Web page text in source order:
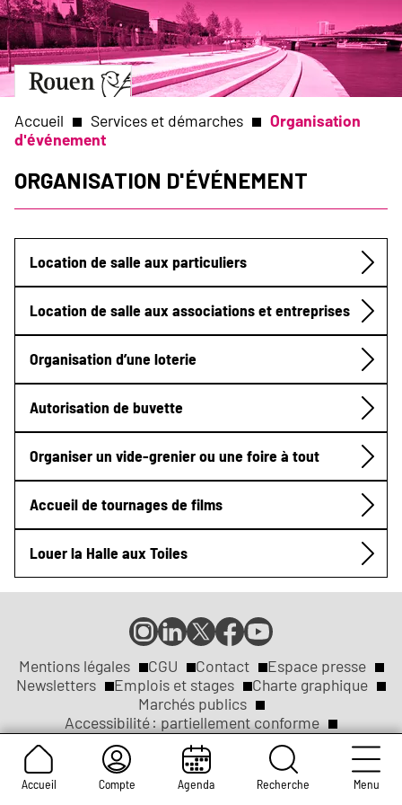
Aller
au
contenu
principal
Aller
à
page
Slide
1
of
1
Accueil Compte Agenda Recherche Menu
Fil
d'Ariane
Accueil Services et démarches
Organisation
d'événement
Organisation d'événement
Submenu
Location de salle aux particuliers
Location de salle aux associations et entreprises
Organisation d’une loterie
Autorisation de buvette
Organiser un vide-grenier ou une foire à tout
Accueil de tournages de films
Louer la Halle aux Toiles
Réseaux
sociaux
Compte
Instagram
de
la
ville
de
Rouen
Compte
LinkedIn
de
la
ville
de
Rouen
Compte
X
de
la
ville
de
Rouen
Page
Facebook
de
la
ville
de
Rouen
Page
YouTube
de
la
ville
de
Rouen
Liens
légaux
Mentions légales CGU Contact
Espace presse
Newsletters
Emplois et stages
Charte graphique
Marchés publics
Accessibilité : partiellement conforme
Appels publics à concurrence
Arborescence du site